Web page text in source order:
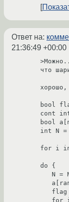
Ответ на:
21:36:49 +00:00
что
хорошо,
bool
cont
bool
int N =
for i
do {